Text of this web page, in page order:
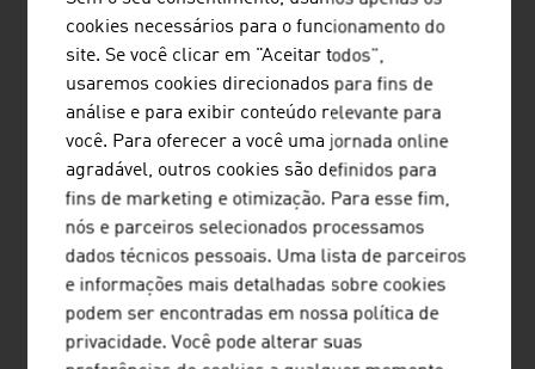
GLS TANKS INTERNATIONAL GMBH
A GLS Tanks International produz tanques de
armazenamento esmaltados para biogás, estações de
tratamento de água, armazenamento de água potável,
silos e armazenamento de estrume.
cookies necessários para o funcionamento do
site. Se você clicar em "Aceitar todos",
usaremos cookies direcionados para fins de
análise e para exibir conteúdo relevante para
você. Para oferecer a você uma jornada online
agradável, outros cookies são definidos para
fins de marketing e otimização. Para esse fim,
nós e parceiros selecionados processamos
dados técnicos pessoais. Uma lista de parceiros
e informações mais detalhadas sobre cookies
podem ser encontradas em nossa política de
privacidade. Você pode alterar suas